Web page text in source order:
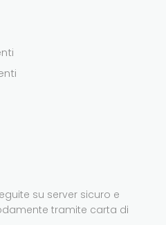
su server sicuro e
tramite carta di